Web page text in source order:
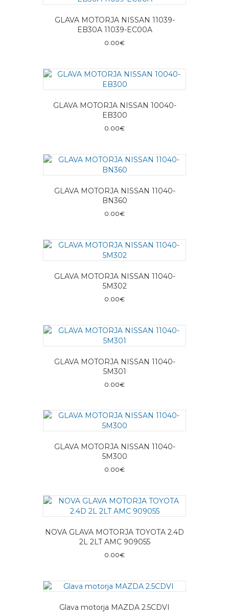
GLAVA MOTORJA NISSAN 11039-
EB30A 11039-EC00A
0.00€
GLAVA MOTORJA NISSAN 10040-
EB300
0.00€
GLAVA MOTORJA NISSAN 11040-
BN360
0.00€
GLAVA MOTORJA NISSAN 11040-
5M302
0.00€
GLAVA MOTORJA NISSAN 11040-
5M301
0.00€
GLAVA MOTORJA NISSAN 11040-
5M300
0.00€
NOVA GLAVA MOTORJA TOYOTA 2.4D
2L 2LT AMC 909055
0.00€
Glava motorja MAZDA 2.5CDVI